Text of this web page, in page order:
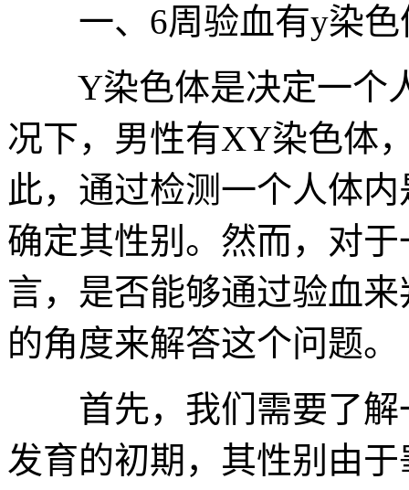
一、6周验血有y染色
Y染色体是决定一个
况下，男性有XY染色体
此，通过检测一个人体
确定其性别。然而，对
言，是否能够通过验血
的角度来解答这个问题。
首先，我们需要了解
发育的初期，其性别由